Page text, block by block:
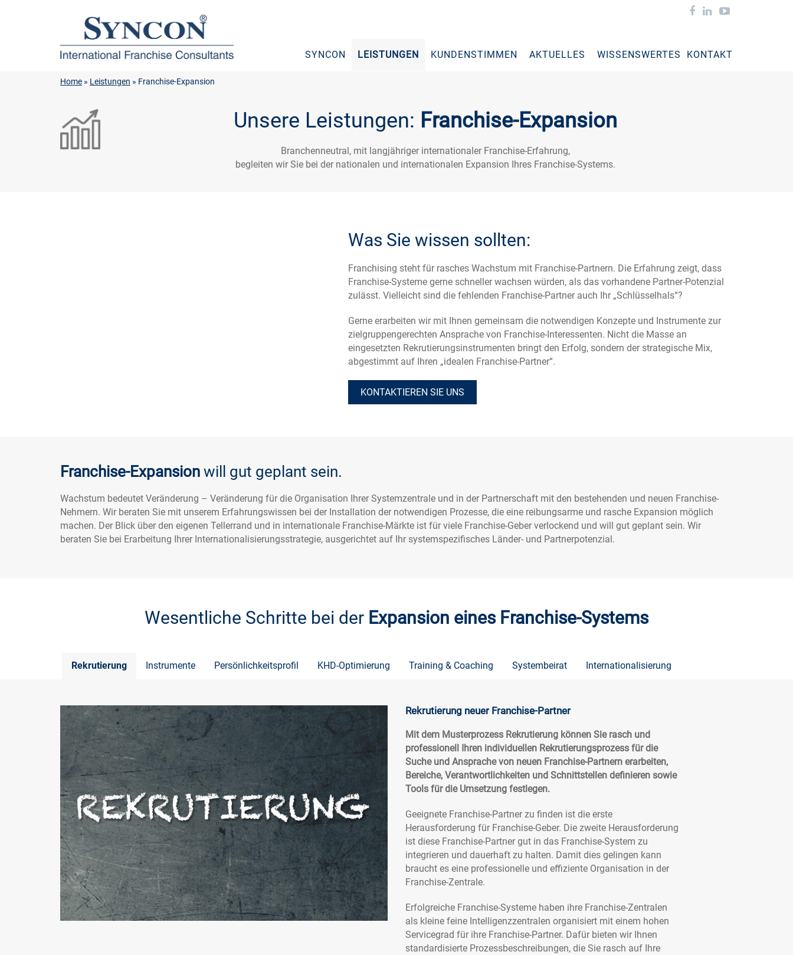
SYNCON LEISTUNGEN KUNDENSTIMMEN AKTUELLES WISSENSWERTES KONTAKT
Home » Leistungen » Franchise-Expansion
Unsere Leistungen: Franchise-Expansion
Branchenneutral, mit langjähriger internationaler Franchise-Erfahrung,
begleiten wir Sie bei der nationalen und internationalen Expansion Ihres Franchise-Systems.
Was Sie wissen sollten:
Franchising steht für rasches Wachstum mit Franchise-Partnern. Die Erfahrung zeigt, dass
Franchise-Systeme gerne schneller wachsen würden, als das vorhandene Partner-Potenzial
zulässt. Vielleicht sind die fehlenden Franchise-Partner auch Ihr „Schlüsselhals“?
Gerne erarbeiten wir mit Ihnen gemeinsam die notwendigen Konzepte und Instrumente zur
zielgruppengerechten Ansprache von Franchise-Interessenten. Nicht die Masse an
eingesetzten Rekrutierungsinstrumenten bringt den Erfolg, sondern der strategische Mix,
abgestimmt auf Ihren „idealen Franchise-Partner“.
KONTAKTIEREN SIE UNS
Franchise-Expansion will gut geplant sein.
Wachstum bedeutet Veränderung – Veränderung für die Organisation Ihrer Systemzentrale und in der Partnerschaft mit den bestehenden und neuen Franchise-
Nehmern. Wir beraten Sie mit unserem Erfahrungswissen bei der Installation der notwendigen Prozesse, die eine reibungsarme und rasche Expansion möglich
machen. Der Blick über den eigenen Tellerrand und in internationale Franchise-Märkte ist für viele Franchise-Geber verlockend und will gut geplant sein. Wir
beraten Sie bei Erarbeitung Ihrer Internationalisierungsstrategie, ausgerichtet auf Ihr systemspezifisches Länder- und Partnerpotenzial.
Wesentliche Schritte bei der Expansion eines Franchise-Systems
Rekrutierung Instrumente Persönlichkeitsprofil KHD-Optimierung Training & Coaching Systembeirat Internationalisierung
Rekrutierung neuer Franchise-Partner
Mit dem Musterprozess Rekrutierung können Sie rasch und
professionell Ihren individuellen Rekrutierungsprozess für die
Suche und Ansprache von neuen Franchise-Partnern erarbeiten,
Bereiche, Verantwortlichkeiten und Schnittstellen definieren sowie
Tools für die Umsetzung festlegen.
Geeignete Franchise-Partner zu finden ist die erste
Herausforderung für Franchise-Geber. Die zweite Herausforderung
ist diese Franchise-Partner gut in das Franchise-System zu
integrieren und dauerhaft zu halten. Damit dies gelingen kann
braucht es eine professionelle und effiziente Organisation in der
Franchise-Zentrale.
Erfolgreiche Franchise-Systeme haben ihre Franchise-Zentralen
als kleine feine Intelligenzzentralen organisiert mit einem hohen
Servicegrad für ihre Franchise-Partner. Dafür bieten wir Ihnen
standardisierte Prozessbeschreibungen, die Sie rasch auf Ihre